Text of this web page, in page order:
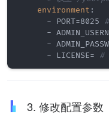
environment :
- PORT=8025
-
-
- LICENSE= #
3. 修改配置参数